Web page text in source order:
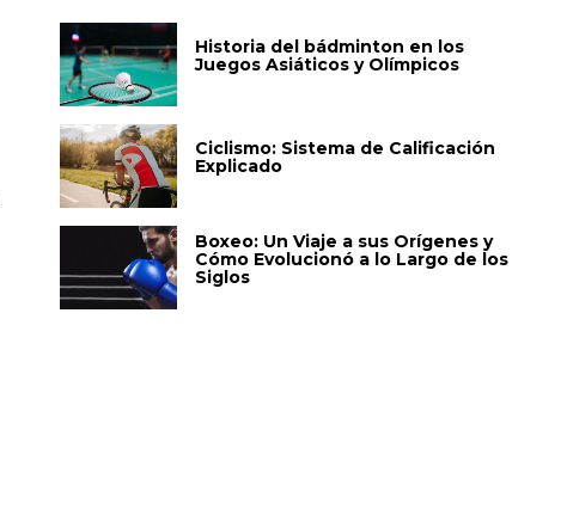
Historia del bádminton en los
Juegos Asiáticos y Olímpicos
Ciclismo: Sistema de Calificación
Explicado
Boxeo: Un Viaje a sus Orígenes y
Cómo Evolucionó a lo Largo de los
Siglos